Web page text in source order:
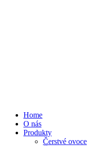
Home
O nás
Produkty
Čerstvé ovoce